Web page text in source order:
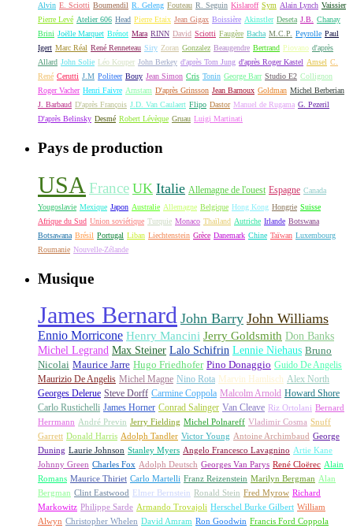
Alvin E. Sciotti Boumendil R. Geleng Fouteau R. Seguin Kislaroff Sym Alain Lynch Vaissier
Pierre Levé Atelier 606 Head Pierre Etaix Jean Gigax Boissière Akinstler Deseta J.B. Chanay
Brini Joëlle Marquet Brénot Mara RINN David Sciotti Faugère Bacha M.C.P. Peyrolle Paul
Igert Marc Réal René Renneteau Siry Zoran Gonzalez Beaugendre Bertrand Piovano d'après
Allard John Solie Léo Kouper John Berkey d'après Tom Jung d'après Roger Kastel Amsel C.
René Cerutti J.M Politeer Bouy Jean Simon Cris Tonin George Barr Studio E2 Collignon
Roger Vacher Henri Faivre Arnstam D'après Grinsson Jean Barnoux Goldman Michel Berberian
J. Barbaud D'après François J.D. Van Caulaert Flipo Dastor Manuel de Rugama G. Pezeril
D'après Belinsky Desmé Robert Lévèque Gruau Luigi Martinati
Pays de production
USA France UK Italie Allemagne de l'ouest Espagne Canada
Yougoslavie Mexique Japon Australie Allemagne Belgique Hong Kong Hongrie Suisse
Afrique du Sud Union soviétique Turquie Monaco Thaïland Autriche Irlande Botswana
Botsawana Brésil Portugal Liban Liechtenstein Grèce Danemark Chine Taïwan Luxembourg
Roumanie Nouvelle-Zélande
Musique
James Bernard John Barry John Williams
Ennio Morricone Henry Mancini Jerry Goldsmith Don Banks
Michel Legrand Max Steiner Lalo Schifrin Lennie Niehaus Bruno
Nicolai Maurice Jarre Hugo Friedhofer Pino Donaggio Guido De Angelis
Maurizio De Angelis Michel Magne Nino Rota Marvin Hamlisch Alex North
Georges Delerue Steve Dorff Carmine Coppola Malcolm Arnold
Howard Shore
Carlo Rustichelli James Horner Conrad Salinger Van Cleave Riz Ortolani Bernard
Herrmann André Previn Jerry Fielding Michel Polnareff Vladimir Cosma Snuff
Garrett Donald Harris Adolph Tandler Victor Young Antoine Archimbaud George
Duning Laurie Johnson Stanley Myers Angelo Francesco Lavagnino Artie Kane
Johnny Green Charles Fox Adolph Deutsch Georges Van Parys René Cloërec Alain
Romans Maurice Thiriet Carlo Martelli Franz Reizenstein Marilyn Bergman Alan
Bergman Clint Eastwood Elmer Bernstein Ronald Stein Fred Myrow Richard
Markowitz Philippe Sarde Armando Trovajoli Herschel Burke Gilbert William
Alwyn Christopher Whelen David Amram Ron Goodwin Francis Ford Coppola